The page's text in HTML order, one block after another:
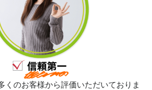
くのお客様から評価いただいておりま